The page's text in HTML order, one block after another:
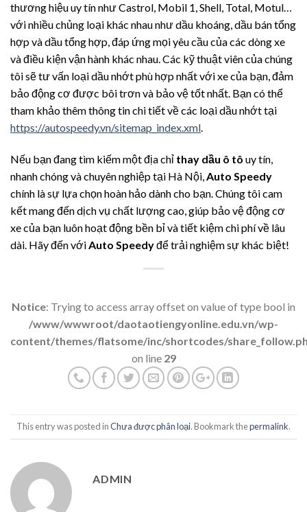
thương hiệu uy tín như Castrol, Mobil 1, Shell, Total, Motul…
với nhiều chủng loại khác nhau như dầu khoáng, dầu bán tổng
hợp và dầu tổng hợp, đáp ứng mọi yêu cầu của các dòng xe
và điều kiện vận hành khác nhau. Các kỹ thuật viên của chúng
tôi sẽ tư vấn loại dầu nhớt phù hợp nhất với xe của bạn, đảm
bảo động cơ được bôi trơn và bảo vệ tốt nhất. Bạn có thể
tham khảo thêm thông tin chi tiết về các loại dầu nhớt tại
https://autospeedy.vn/sitemap_index.xml.
Nếu bạn đang tìm kiếm một địa chỉ thay dầu ô tô uy tín,
nhanh chóng và chuyên nghiệp tại Hà Nội,Auto Speedy
chính là sự lựa chọn hoàn hảo dành cho bạn. Chúng tôi cam
kết mang đến dịch vụ chất lượng cao, giúp bảo vệ động cơ
xe của bạn luôn hoạt động bền bỉ và tiết kiệm chi phí về lâu
dài. Hãy đến vớiAuto Speedyđể trải nghiệm sự khác biệt!
Notice: Trying to access array offset on value of type bool in
/www/wwwroot/daotaotiengyonline.edu.vn/wp-
content/themes/flatsome/inc/shortcodes/
on line 29
This entry was posted inChưa được phân loại. Bookmark thepermalink.
ADMIN